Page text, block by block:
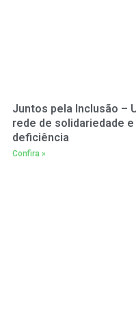
Juntos pela Inclusão –
rede de solidariedade
deficiência
Confira »